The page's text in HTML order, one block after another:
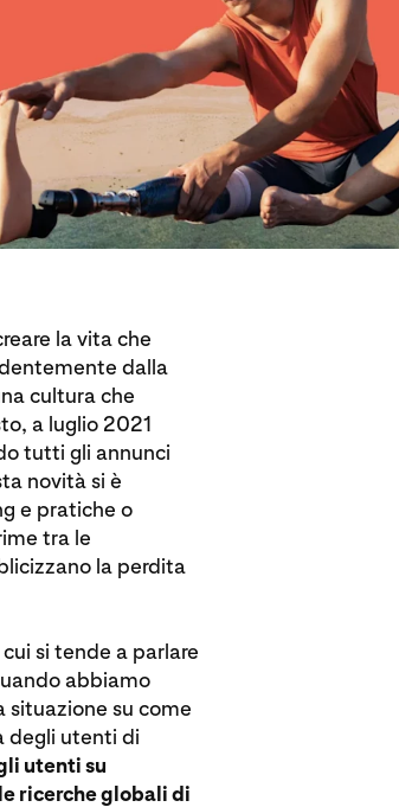
la vita che
dalla
cultura che
a luglio 2021
tutti gli annunci
novità si è
e pratiche o
tra le
la perdita
si tende a parlare
abbiamo
su come
degli utenti di
utenti su
ricerche globali di